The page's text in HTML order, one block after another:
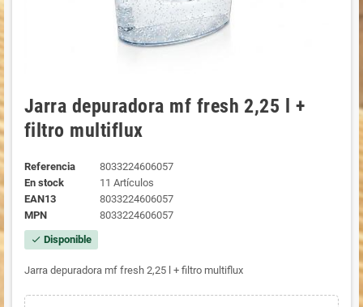
Jarra depuradora mf fresh 2,25 l +
filtro multiflux
Referencia
8033224606057
En stock
11 Artículos
EAN13
8033224606057
MPN
8033224606057
check Disponible
Jarra depuradora mf fresh 2,25 l + filtro multiflux